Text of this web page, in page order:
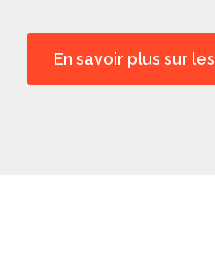
En savoir plus sur